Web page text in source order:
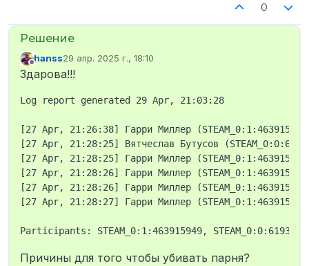
0
Не в сети
hanss29 апр. 2025 г., 18:10
отредактировано
Здарова!!!
Log report generated 29 Apr, 21:03:28
[27 Apr, 21:26:38] Гарри Миллер
[27 Apr, 21:28:25] Вятчеслав Бутусов
[27 Apr, 21:28:25] Гарри Миллер
[27 Apr, 21:28:26] Гарри Миллер
[27 Apr, 21:28:26] Гарри Миллер
[27 Apr, 21:28:27] Гарри Миллер
Причины для того чтобы убивать парня?